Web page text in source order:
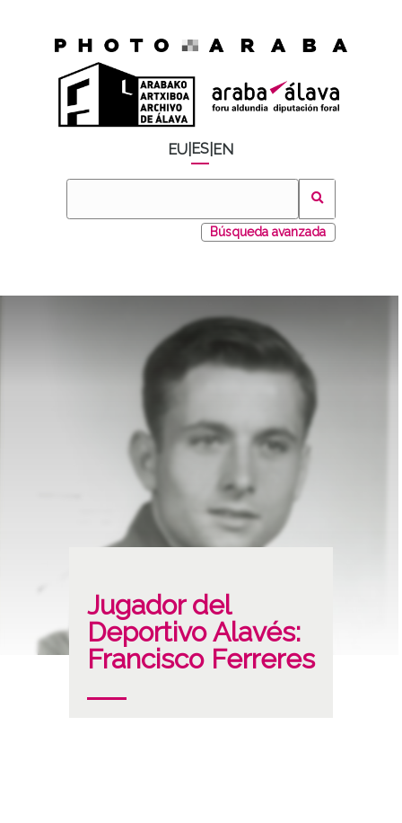
EU ES EN
Búsqueda avanzada
Jugador del
Deportivo Alavés:
Francisco Ferreres